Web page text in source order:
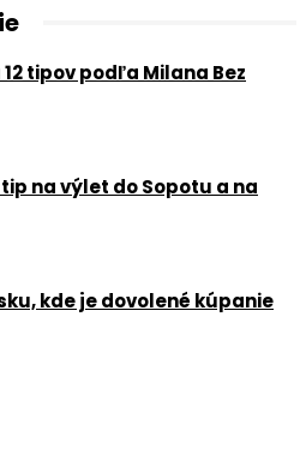
tipov podľa Milana Bez
na výlet do Sopotu a na
kde je dovolené kúpanie